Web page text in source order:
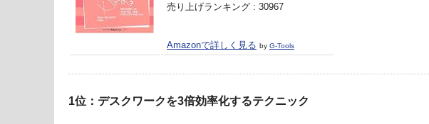
売り上げランキング : 30967
Amazonで詳しく見る by G-Tools
1位：デスクワークを3倍効率化するテクニック